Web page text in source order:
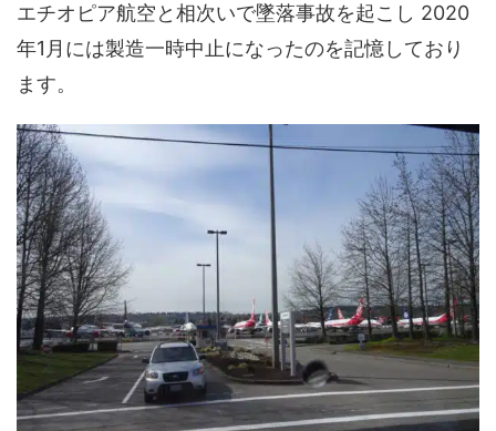
エチオピア航空と相次いで墜落事故を起こし 2020
年1月には製造一時中止になったのを記憶しており
ます。